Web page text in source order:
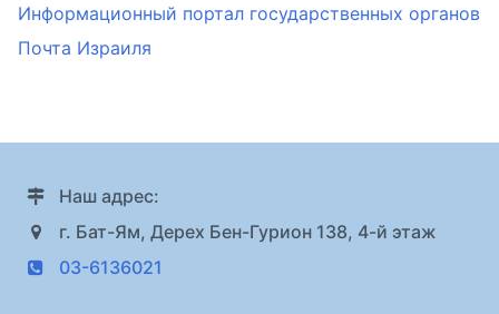
Информационный портал государственных органов
Почта Израиля
Наш адрес:
г. Бат-Ям, Дерех Бен-Гурион 138, 4-й этаж
03-6136021